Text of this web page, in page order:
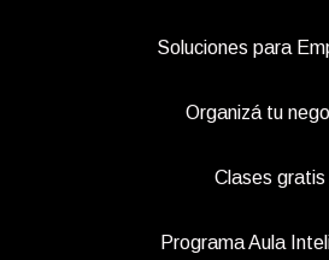
Soluciones para
Organizá tu
Clases gratis
Programa Aula